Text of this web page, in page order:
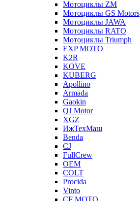
Мотоциклы ZM
Мотоциклы GS Motors
Мотоциклы JAWA
Мотоциклы RATO
Мотоциклы Triumph
EXP MOTO
K2R
KOVE
KUBERG
Apollino
Armada
Gaokin
QJ Motor
XGZ
ИжТехМаш
Benda
CJ
FullCrew
OEM
COLT
Procida
Vinto
CF MOTO